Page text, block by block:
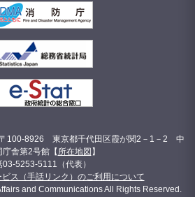
100-8926 東京都千代田区霞が関2－1－2 中
庁舎第2号館【 所在地図 】
03-5253-5111（代表）
ス（手話リンク）のご利用について
and Communications All Rights Reserved.